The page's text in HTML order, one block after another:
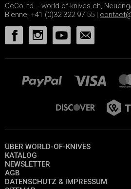
CeCo ltd. - world-of-knives.ch,
Bienne, +41 (0)32 322 97 55 |
ÜBER WORLD-OF-KNIVES
KATALOG
NEWSLETTER
AGB
DATENSCHUTZ & IMPRESSUM